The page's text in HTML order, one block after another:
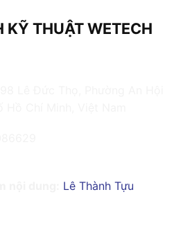
KỸ THUẬT WETECH
Lê Thành Tựu